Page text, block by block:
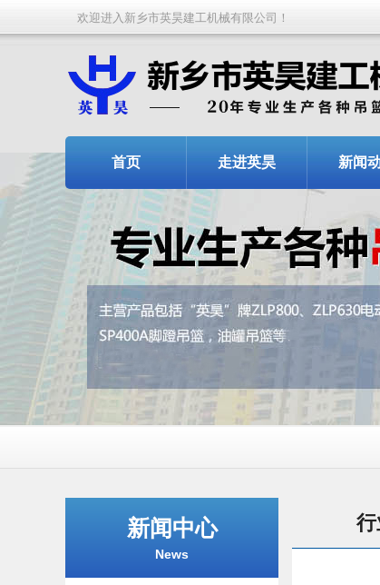
欢迎进入新乡市英昊建工机械有限公司！
首页 走进英昊 新闻
新闻中心
News
行